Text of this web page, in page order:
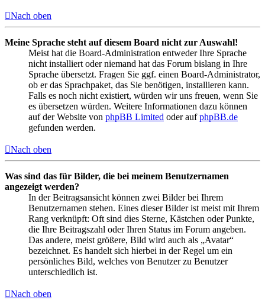
Nach oben
Meine Sprache steht auf diesem Board nicht zur Auswahl!
Meist hat die Board-Administration entweder Ihre Sprache
nicht installiert oder niemand hat das Forum bislang in Ihre
Sprache übersetzt. Fragen Sie ggf. einen Board-Administrator,
ob er das Sprachpaket, das Sie benötigen, installieren kann.
Falls es noch nicht existiert, würden wir uns freuen, wenn Sie
es übersetzen würden. Weitere Informationen dazu können
auf der Website von phpBB Limited oder aufphpBB.de
gefunden werden.
Nach oben
Was sind das für Bilder, die bei meinem Benutzernamen
angezeigt werden?
In der Beitragsansicht können zwei Bilder bei Ihrem
Benutzernamen stehen. Eines dieser Bilder ist meist mit Ihrem
Rang verknüpft: Oft sind dies Sterne, Kästchen oder Punkte,
die Ihre Beitragszahl oder Ihren Status im Forum angeben.
Das andere, meist größere, Bild wird auch als „Avatar“
bezeichnet. Es handelt sich hierbei in der Regel um ein
persönliches Bild, welches von Benutzer zu Benutzer
unterschiedlich ist.
Nach oben